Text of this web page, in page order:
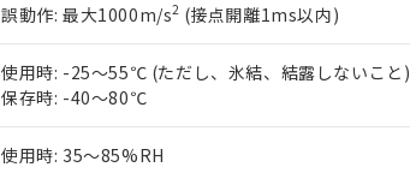
誤動作: 最大1000m/s2 (接点開離1ms以内)
使用時: -25～55℃ (ただし、氷結、結露しないこと)
保存時: -40～80℃
使用時: 35～85%RH